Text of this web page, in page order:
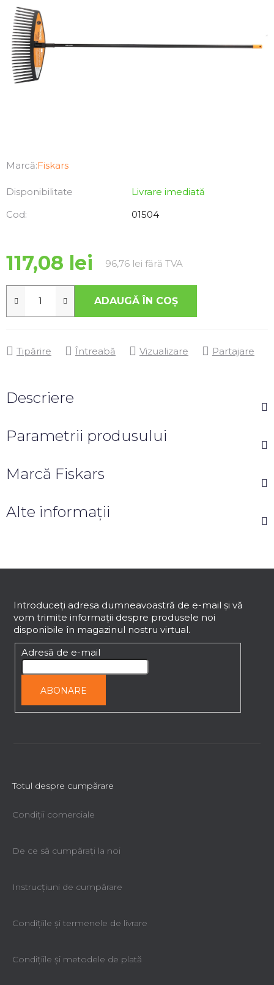
Marcă:Fiskars
Disponibilitate
Livrare imediată
Cod:
01504
117,08 lei 96,76 lei fără TVA
ADAUGĂ ÎN COŞ
Tipărire Întreabă Vizualizare Partajare
Descriere
Parametrii produsului
Marcă Fiskars
Alte informații
Introduceţi adresa dumneavoastră de e-mail şi vă
vom trimite informaţii despre produsele noi
disponibile în magazinul nostru virtual.
Adresă de e-mail
ABONARE
Totul despre cumpărare
Condiții comerciale
De ce să cumpăraţi la noi
Instrucțiuni de cumpărare
Condiţiile şi termenele de livrare
Condiţiile şi metodele de plată